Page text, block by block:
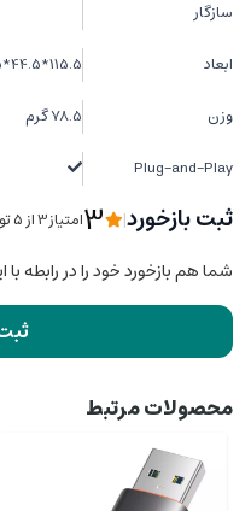
سازگار
ابعاد 115.5*44.5*16.5 میلی‌متر
وزن 78.5 گرم
Plug-and-Play
ثبت بازخورد|
3امتیاز3 از ۵ توسط 1 کاربر
شما هم بازخورد خود را در رابطه
محصولات مرتبط